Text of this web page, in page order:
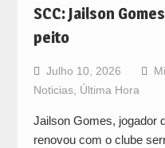
SCC: Jailson
peito
Julho 10, 2026
Noticias, Última Hora
Jailson Gomes, jogador
renovou com o clube